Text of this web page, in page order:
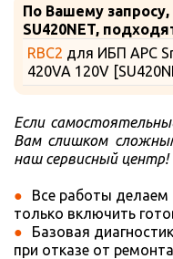
По Вашему
SU420NET,
RBC2 для ИБП APC
420VA 120V
Если
Вам слишком
наш сервисный центр!
Все работы
только включить
Базовая
при отказе от